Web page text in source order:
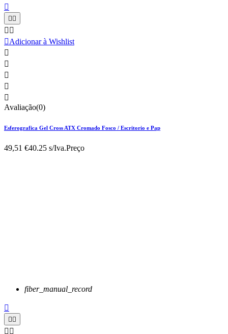

 
 
Adicionar à Wishlist





Avaliação(0)
Esferografica Gel Cross ATX Cromado Fosco / Escritorio e Pap
49,51 €40.25 s/Iva.Preço
fiber_manual_record

 
 